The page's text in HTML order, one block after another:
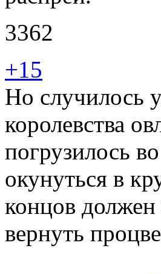
3362
+15
Но случилось
королевства
погрузилось
окунуться в
концов
вернуть